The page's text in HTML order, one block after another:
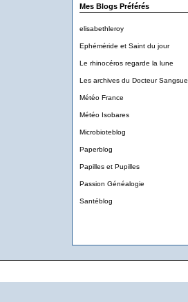
Mes Blogs Préférés
elisabethleroy
Ephéméride et Saint du jour
Le rhinocéros regarde la lune
Les archives du Docteur Sangsue
Météo France
Météo Isobares
Microbioteblog
Paperblog
Papilles et Pupilles
Passion Généalogie
Santéblog